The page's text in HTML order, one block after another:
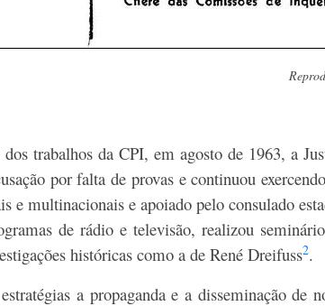
trabalhos da CPI, em agosto de 1963, a
por falta de provas e continuou
e multinacionais e apoiado pelo consulado
de rádio e televisão, realizou
históricas como a de René Dreifuss2.
a propaganda e a disseminação